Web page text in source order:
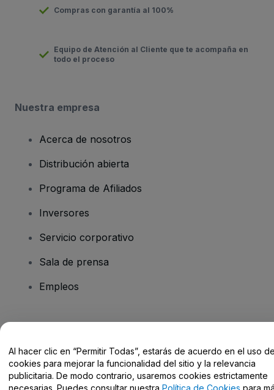
Compras con garantía al 100%
Equipo de Atención al Cliente que te acompaña en
todo el proceso
Nuestra empresa
Acerca de nosotros
Distribución abierta
Programa de Afiliados
Inversores
Servicio corporativo
Sala de prensa
Empleos
Centro de Ayuda / Contacto
Al hacer clic en “Permitir Todas”, estarás de acuerdo en el uso
cookies para mejorar la funcionalidad del sitio y la relevancia
publicitaria. De modo contrario, usaremos cookies estrictamente
necesarias. Puedes consultar nuestra Política de Cookies para